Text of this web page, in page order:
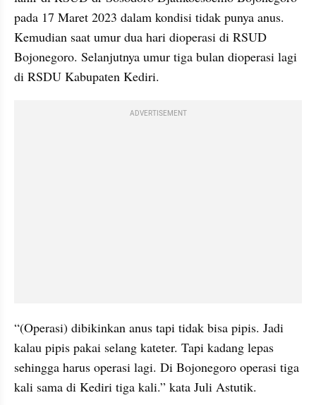
pada 17 Maret 2023 dalam kondisi tidak punya anus.
Kemudian saat umur dua hari dioperasi di RSUD
Bojonegoro. Selanjutnya umur tiga bulan dioperasi lagi
di RSDU Kabupaten Kediri.
ADVERTISEMENT
“(Operasi) dibikinkan anus tapi tidak bisa pipis. Jadi
kalau pipis pakai selang kateter. Tapi kadang lepas
sehingga harus operasi lagi. Di Bojonegoro operasi tiga
kali sama di Kediri tiga kali.” kata Juli Astutik.